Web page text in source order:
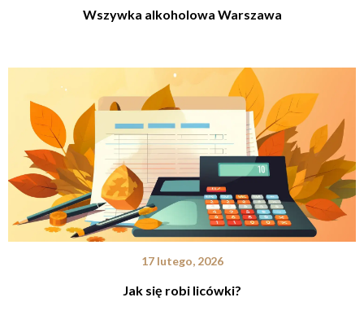
Wszywka alkoholowa Warszawa
17 lutego, 2026
Jak się robi licówki?